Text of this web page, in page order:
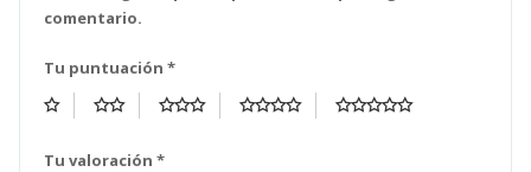
comentario.
Tu puntuación *
Tu valoración *